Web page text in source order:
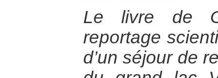
Le livre de
reportage
d’un séjour de